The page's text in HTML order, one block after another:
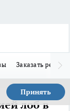
Заказать
Принять
лоб в